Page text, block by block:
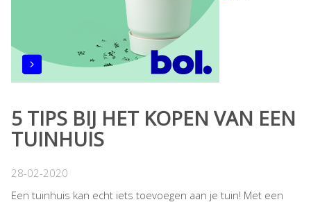
5 TIPS BIJ HET KOPEN VAN EEN
TUINHUIS
28-02-2020
Een tuinhuis kan echt iets toevoegen aan je tuin! Met een